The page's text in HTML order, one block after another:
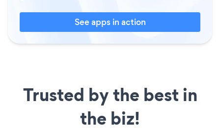
See apps in action
Trusted by the best in
the biz!